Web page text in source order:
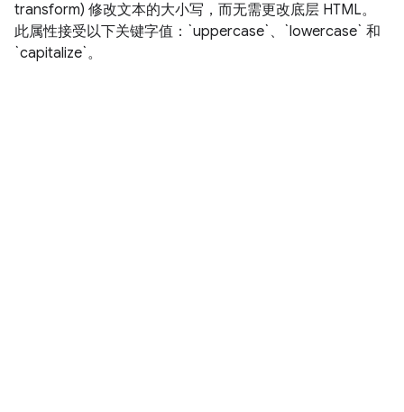
transform) 修改文本的大小写，而无需更改底层 HTML。
此属性接受以下关键字值：`uppercase`、`lowercase` 和
`capitalize`。